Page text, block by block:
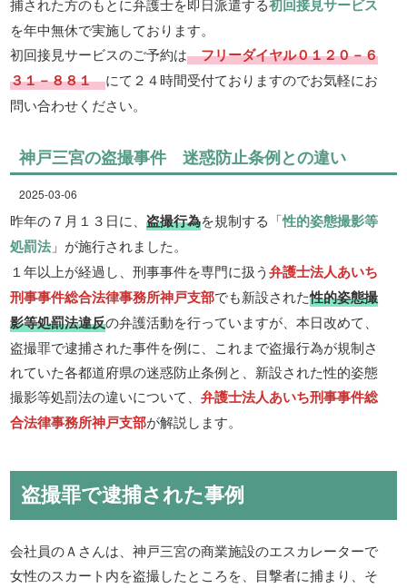
捕された方のもとに弁護士を即日派遣する初回接見サービス
を年中無休で実施しております。
初回接見サービスのご予約はフリーダイヤル０１２０－６
３１－８８１にて２４時間受付ておりますのでお気軽にお
問い合わせください。
神戸三宮の盗撮事件 迷惑防止条例との違い
2025-03-06
昨年の７月１３日に、盗撮行為を規制する「性的姿態撮影等
処罰法 」が施行されました。
１年以上が経過し、刑事事件を専門に扱う弁護士法人あいち
刑事事件総合法律事務所神戸支部でも新設された性的姿態撮
影等処罰法違反の弁護活動を行っていますが、本日改めて、
盗撮罪で逮捕された事件を例に、これまで盗撮行為が規制さ
れていた各都道府県の迷惑防止条例と、新設された性的姿態
撮影等処罰法の違いについて、弁護士法人あいち刑事事件総
合法律事務所神戸支部が解説します。
盗撮罪で逮捕された事例
会社員のＡさんは、神戸三宮の商業施設のエスカレーターで
女性のスカート内を盗撮したところを、目撃者に捕まり、そ